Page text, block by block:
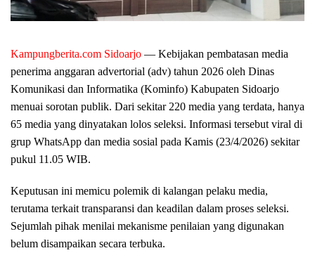
Kampungberita.com Sidoarjo — Kebijakan pembatasan media
penerima anggaran advertorial (adv) tahun 2026 oleh Dinas
Komunikasi dan Informatika (Kominfo) Kabupaten Sidoarjo
menuai sorotan publik. Dari sekitar 220 media yang terdata, hanya
65 media yang dinyatakan lolos seleksi. Informasi tersebut viral di
grup WhatsApp dan media sosial pada Kamis (23/4/2026) sekitar
pukul 11.05 WIB.
Keputusan ini memicu polemik di kalangan pelaku media,
terutama terkait transparansi dan keadilan dalam proses seleksi.
Sejumlah pihak menilai mekanisme penilaian yang digunakan
belum disampaikan secara terbuka.